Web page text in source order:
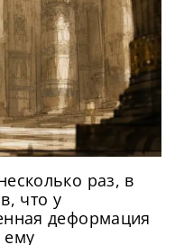
а также при
сторонних
Пользовательского
обработки
об
раз, в
что у
деформация
ему
возникнуть
нашего
более
к